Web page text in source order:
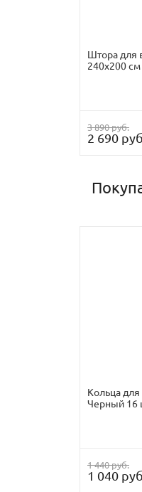
Штора для
240х200
3 890 руб.
2 690 руб.
Кольца
Черный 16
1 440 руб.
1 040 руб.